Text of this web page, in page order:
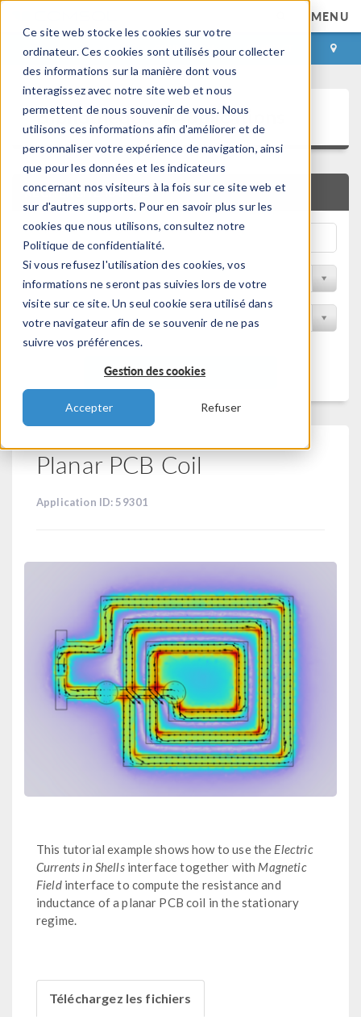
Ce site web stocke les cookies sur votre
ordinateur. Ces cookies sont utilisés pour collecter
des informations sur la manière dont vous
interagissez avec notre site web et nous
permettent de nous souvenir de vous. Nous
utilisons ces informations afin d'améliorer et de
personnaliser votre expérience de navigation, ainsi
que pour les données et les indicateurs
concernant nos visiteurs à la fois sur ce site web et
sur d'autres supports. Pour en savoir plus sur les
cookies que nous utilisons, consultez notre
Politique de confidentialité.
Si vous refusez l'utilisation des cookies, vos
informations ne seront pas suivies lors de votre
visite sur ce site. Un seul cookie sera utilisé dans
votre navigateur afin de se souvenir de ne pas
suivre vos préférences.
Gestion des cookies
Accepter Refuser
MENU
CONNEXION CONTACT
Bibliothèque d'Applications
RECHERCHE RAPIDE
Trier par Discipline
Filtrer par produit
Filtrer
Planar PCB Coil
Application ID: 59301
This tutorial example shows how to use the Electric
Currents in Shellsinterface together with Magnetic
Fieldinterface to compute the resistance and
inductance of a planar PCB coil in the stationary
regime.
Téléchargez les fichiers